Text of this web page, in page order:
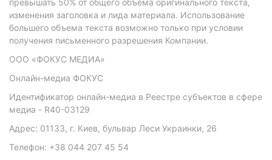
превышать 50% от общего объема оригинального текста,
изменения заголовка и лида материала. Использование
большего объема текста возможно только при условии
получения письменного разрешения Компании.
ООО «ФОКУС МЕДИА»
Онлайн-медиа ФОКУС
Идентификатор онлайн-медиа в Реестре субъектов в сфере
медиа - R40-03129
Адрес: 01133, г. Киев, бульвар Леси Украинки, 26
Телефон: +38 044 207 45 54